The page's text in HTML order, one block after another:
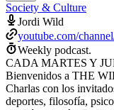
Society & Culture
Jordi Wild
youtube.com/
Weekly podcast.
CADA MARTES Y
Bienvenidos a THE
Charlas con los
deportes, filosofía,